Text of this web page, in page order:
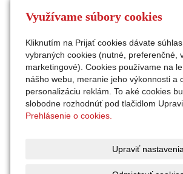
2021865197
medialne@raca.sk
Sekretariát: 02/49 11 24 31
konateľ: Ing. Peter Semanco
Facebook
Instagram
Využívame súbory cookies
Kliknutím na Prijať cookies dávate
vybraných cookies (nutné, preferenčné,
marketingové). Cookies používame na
nášho webu, meranie jeho výkonnosti a
personalizáciu reklám. To aké cookies
slobodne rozhodnúť pod tlačidlom
Prehlásenie o cookies.
Upraviť nastavenia